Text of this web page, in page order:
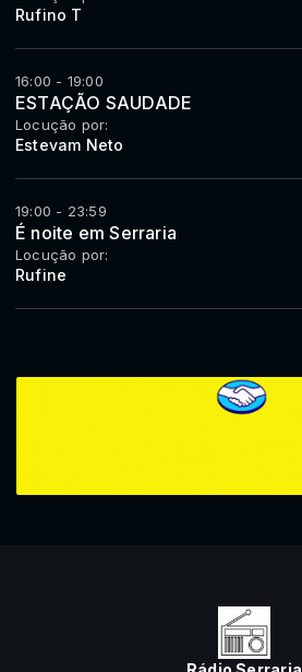
Rufino T
16:00 - 19:00
ESTAÇÃO SAUDADE
Locução por:
Estevam Neto
19:00 - 23:59
É noite em Serraria
Locução por:
Rufine